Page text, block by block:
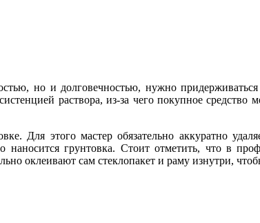
но и долговечностью, нужно
раствора, из-за чего покупное
Для этого мастер обязательно аккуратно
наносится грунтовка. Стоит отметить, что в
оклеивают сам стеклопакет и раму изнутри,